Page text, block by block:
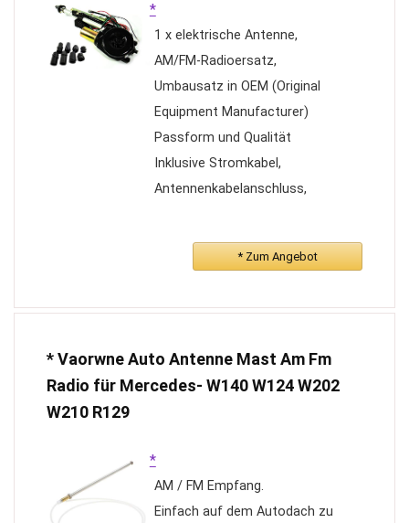
Standardspezifikationen an.
Die einziehbare Antenne mit
schwarzer Spitze bietet einen
stärkeren Signalempfang.
Korrosionsbeständig, Sie
müssen sich keine Sorgen um
Wasserstörungen machen.
*
1 x elektrische Antenne,
AM/FM-Radioersatz,
Umbausatz in OEM (Original
Equipment Manufacturer)
Passform und Qualität
Inklusive Stromkabel,
Antennenkabelanschluss,
Hauptantennenmontage
(Motor und Mast).
(Steuerung über Zündung und
* Zum Angebot
* Vaorwne Auto Antenne Mast Am Fm
Radio für Mercedes- W140 W124 W202
W210 R129
*
AM / FM Empfang.
Einfach auf dem Autodach zu